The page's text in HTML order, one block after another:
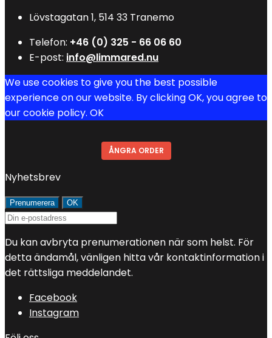
Lövstagatan 1, 514 33 Tranemo
Telefon: +46 (0) 325 - 66 06 60
E-post: info@limmared.nu
We use cookies to give you the best possible
experience on our website. By clicking OK, you agree to
our cookie policy. OK
ÅNGRA ORDER
Nyhetsbrev
Du kan avbryta prenumerationen när som helst. För
detta ändamål, vänligen hitta vår kontaktinformation i
det rättsliga meddelandet.
Facebook
Instagram